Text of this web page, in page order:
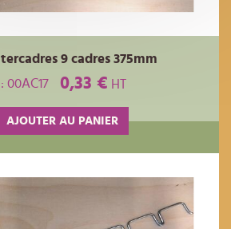
9 cadres 375mm
00AC17
0,33 € HT
AJOUTER AU PANIER